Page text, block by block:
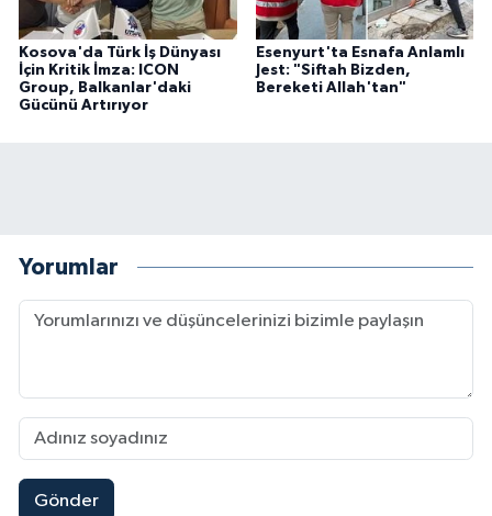
Kosova'da Türk İş Dünyası
İçin Kritik İmza: ICON
Group, Balkanlar'daki
Gücünü Artırıyor
Esenyurt'ta Esnafa Anlamlı
Jest: "Siftah Bizden,
Bereketi Allah'tan"
Yorumlar
Gönder